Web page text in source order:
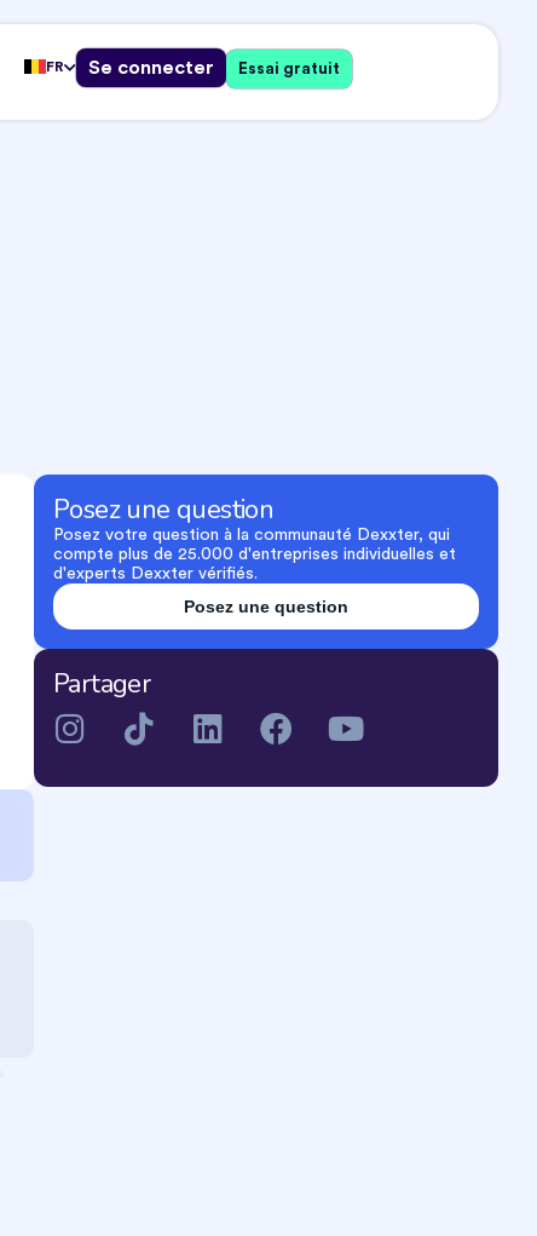
FR Se connecter Essai gratuit
Posez une question
Posez votre question à la communauté Dexxter, qui
compte plus de 25.000 d'entreprises individuelles et
d'experts Dexxter vérifiés.
Posez une question
Partager